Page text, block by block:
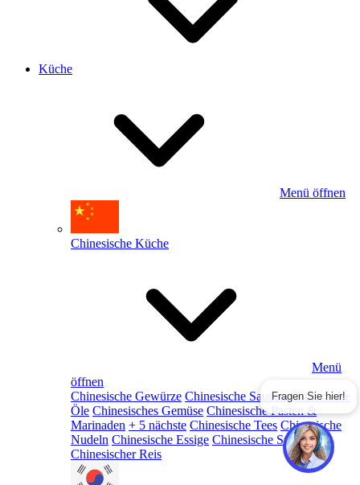
Küche
Menü öffnen
Chinesische Küche
Menü
öffnen
Chinesische Gewürze Chinesische Saucen Chinesische
Öle Chinesisches Gemüse Chinesische Pasten &
Marinaden + 5 nächste Chinesische Tees Chinesische
Nudeln Chinesische Essige Chinesische Snacks
Chinesischer Reis
Fragen Sie hier!